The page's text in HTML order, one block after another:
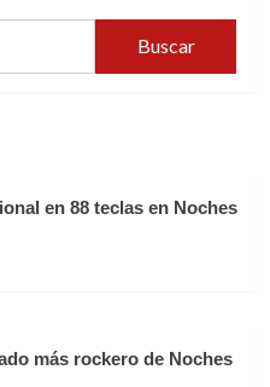
en 88 teclas en Noches
más rockero de Noches